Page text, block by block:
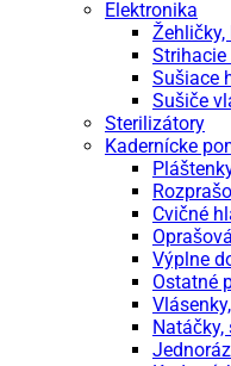
Elektronika
Žehličky,
Sušiace
Sušiče
Sterilizátory
Kadernícke
Cvičné
Výplne
Ostatné